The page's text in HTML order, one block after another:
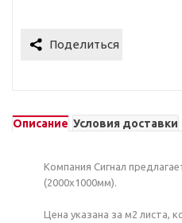
Описание Условия доставки
Компания Сигнал
(2000х1000мм).
Цена указана за м2 листа,